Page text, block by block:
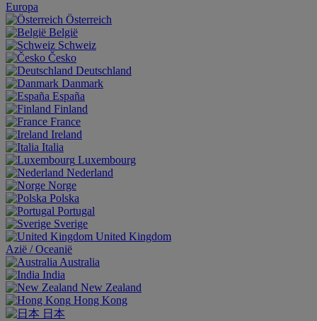
Europa
Österreich
België
Schweiz
Česko
Deutschland
Danmark
España
Finland
France
Ireland
Italia
Luxembourg
Nederland
Norge
Polska
Portugal
Sverige
United Kingdom
Aziё / Oceaniё
Australia
India
New Zealand
Hong Kong
日本